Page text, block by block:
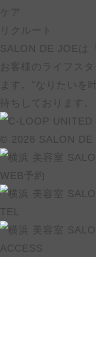
ケア
リクルート
SALON DE JOEは
お客様のライフス
ます。"なりたいを
待ちしております。
© 2026 SALON DE
WEB予約
TEL
ACCESS